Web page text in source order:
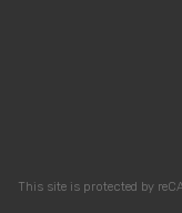
This site is protected by